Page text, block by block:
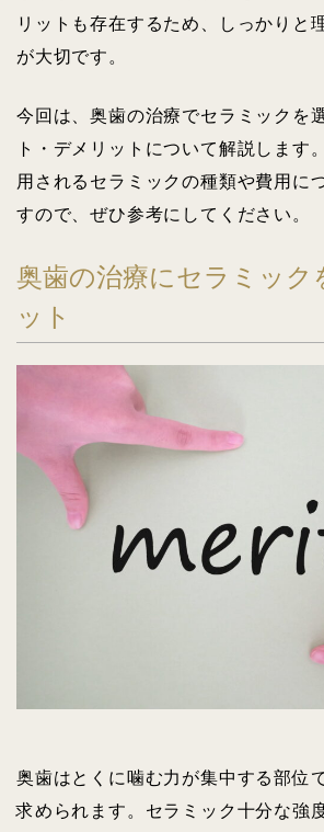
リットも存在するため、しっかりと
が大切です。
今回は、奥歯の治療でセラミックを
ト・デメリットについて解説します
用されるセラミックの種類や費用に
すので、ぜひ参考にしてください。
奥歯の治療にセラミック
ット
奥歯はとくに噛む力が集中する部位
求められます。セラミック十分な強